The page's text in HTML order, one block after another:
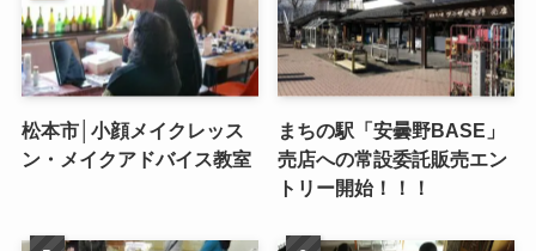
松本市│小顔メイクレッス
ン・メイクアドバイス教室
まちの駅「安曇野BASE」
売店への常設委託販売エン
トリー開始！！！